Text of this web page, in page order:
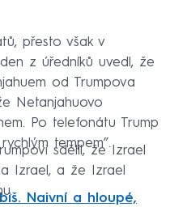
přesto však v
z úředníků uvedl, že
od Trumpova
Netanjahuovo
Po telefonátu Trump
tempem”.
sdělil, že Izrael
Izrael, a že Izrael
Naivní a hloupé,